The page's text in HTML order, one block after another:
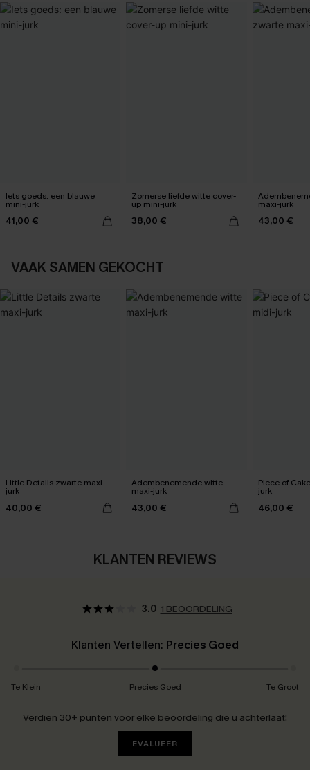
Iets goeds: een blauwe
mini-jurk
41,00 €
Zomerse liefde witte cover-
up mini-jurk
38,00 €
maxi-jurk
43,00 €
VAAK SAMEN GEKOCHT
Little Details zwarte maxi-
jurk
40,00 €
Adembenemende witte
maxi-jurk
43,00 €
Piece of
jurk
46,00 €
KLANTEN REVIEWS
3.0 1 BEOORDELING
Klanten Vertellen: Precies Goed
Te Klein Precies Goed Te Groot
Verdien 30+ punten voor elke beoordeling die u achterlaat!
EVALUEER